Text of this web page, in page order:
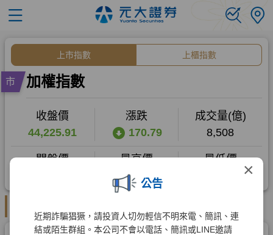
×
公告
近期詐騙猖獗，請投資人切勿輕信不明來電、簡訊、連
結或陌生群組。本公司不會以電話、簡訊或LINE邀請